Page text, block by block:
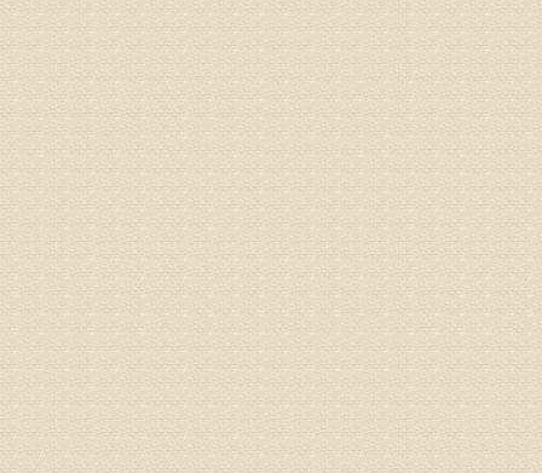
病情描
专家回
先需要
同时，
突出的
由于我
姓名：
病情描
姓名：
病情描
何？